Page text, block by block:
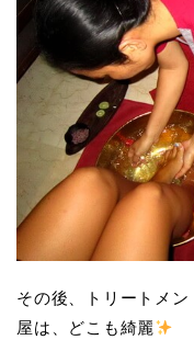
その後、トリートメ
屋は、どこも綺麗